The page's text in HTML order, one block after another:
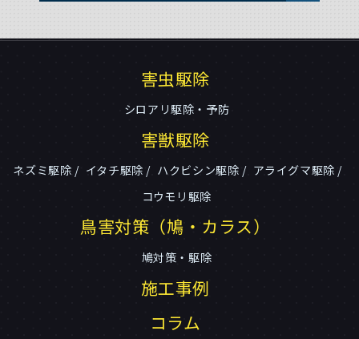
害虫駆除
シロアリ駆除・予防
害獣駆除
ネズミ駆除 イタチ駆除 ハクビシン駆除
アライグマ駆除
コウモリ駆除
鳥害対策（鳩・カラス）
鳩対策・駆除
施工事例
コラム